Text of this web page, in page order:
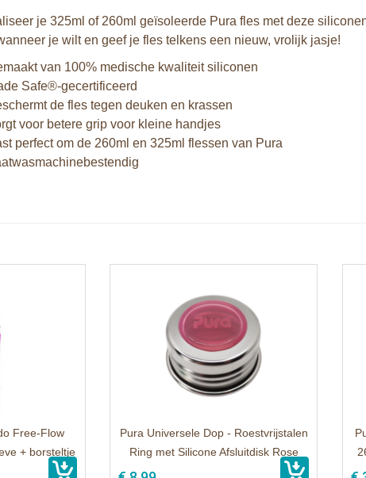
je 325ml of 260ml geïsoleerde Pura fles met deze
je wilt en geef je fles telkens een nieuw, vrolijk jasje!
van 100% medische kwaliteit siliconen
Safe®-gecertificeerd
de fles tegen deuken en krassen
voor betere grip voor kleine handjes
perfect om de 260ml en 325ml flessen van Pura
Free-Flow
+ borsteltje
Pura Universele Dop - Roestvrijstalen
Ring met Silicone Afsluitdisk Rose